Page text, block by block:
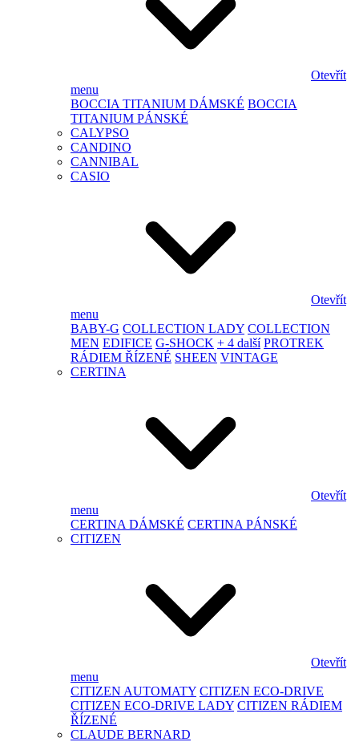
Otevřít
menu
BOCCIA TITANIUM DÁMSKÉ BOCCIA
TITANIUM PÁNSKÉ
CALYPSO
CANDINO
CANNIBAL
CASIO
Otevřít
menu
BABY-G COLLECTION LADY COLLECTION
MEN EDIFICE G-SHOCK + 4 další PROTREK
RÁDIEM ŘÍZENÉ SHEEN VINTAGE
CERTINA
Otevřít
menu
CERTINA DÁMSKÉ CERTINA PÁNSKÉ
CITIZEN
Otevřít
menu
CITIZEN AUTOMATY CITIZEN ECO-DRIVE
CITIZEN ECO-DRIVE LADY CITIZEN RÁDIEM
ŘÍZENÉ
CLAUDE BERNARD